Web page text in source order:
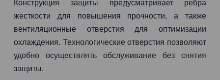
Конструкция защиты предусматривает ребра
жесткости для повышения прочности, а также
вентиляционные отверстия для оптимизации
охлаждения. Технологические отверстия позволяют
удобно осуществлять обслуживание без снятия
защиты.